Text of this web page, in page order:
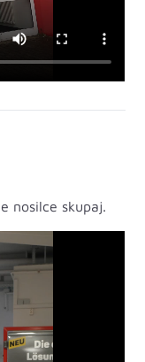
nosilce skupaj.